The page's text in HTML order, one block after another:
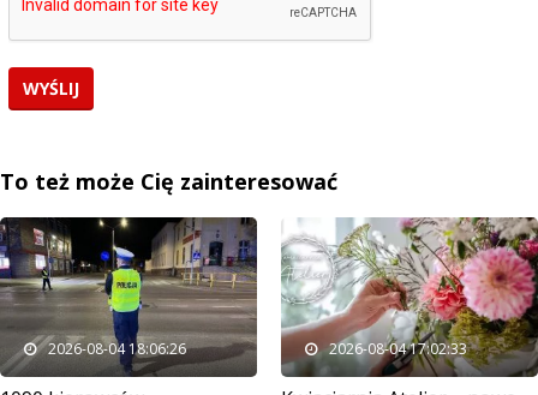
To też może Cię zainteresować
2026-08-04 18:06:26 2026-08-04 17:02:33